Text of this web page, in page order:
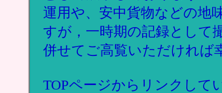
運用や、安中貨物などの地
すが，一時期の記録として
併せてご高覧いただければ
TOPページからリンクして